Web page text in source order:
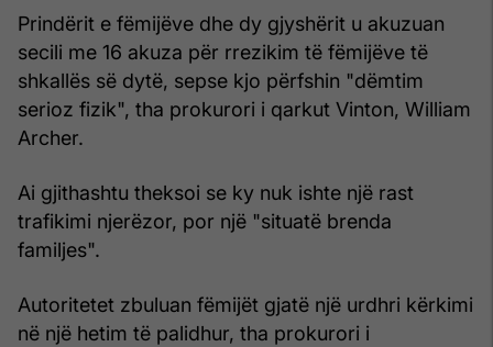
Prindërit e fëmijëve dhe dy gjyshërit u akuzuan
secili me 16 akuza për rrezikim të fëmijëve të
shkallës së dytë, sepse kjo përfshin "dëmtim
serioz fizik", tha prokurori i qarkut Vinton, William
Archer.
Ai gjithashtu theksoi se ky nuk ishte një rast
trafikimi njerëzor, por një "situatë brenda
familjes".
Autoritetet zbuluan fëmijët gjatë një urdhri kërkimi
në një hetim të palidhur, tha prokurori i